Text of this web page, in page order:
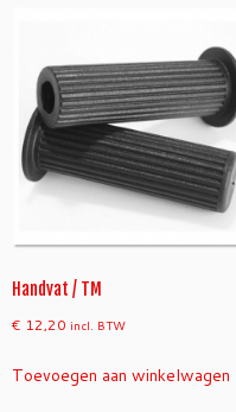
Handvat / TM
€ 12,20 incl. BTW
Toevoegen aan winkelwagen